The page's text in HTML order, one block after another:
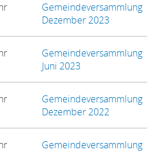
Gemeindeversammlung
Dezember 2023
Gemeindeversammlung
Juni 2023
Gemeindeversammlung
Dezember 2022
Gemeindeversammlung